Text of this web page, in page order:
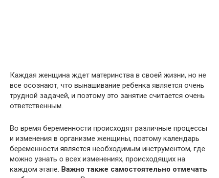
Каждая женщина ждет материнства в своей жизни, но не
все осознают, что вынашивание ребенка является очень
трудной задачей, и поэтому это занятие считается очень
ответственным.
Во время беременности происходят различные процессы
и изменения в организме женщины, поэтому календарь
беременности является необходимым инструментом, где
можно узнать о всех изменениях, происходящих на
каждом этапе. Важно также самостоятельно отмечать